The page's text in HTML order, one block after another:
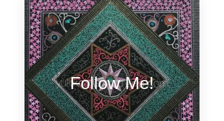
Follow Me!